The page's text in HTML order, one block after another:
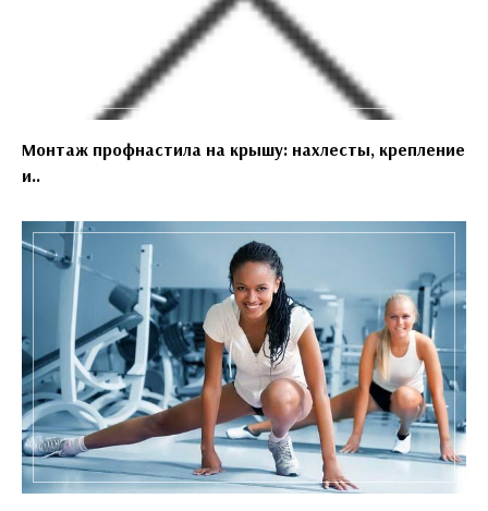
Монтаж профнастила на крышу: нахлесты, крепление
и..